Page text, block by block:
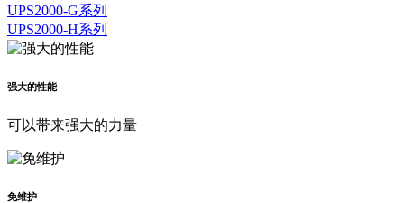
UPS2000-G系列
UPS2000-H系列
强大的性能
可以带来强大的力量
免维护